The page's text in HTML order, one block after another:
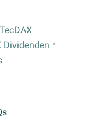
TecDAX
Dividenden